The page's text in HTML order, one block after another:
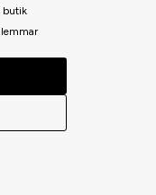
butik